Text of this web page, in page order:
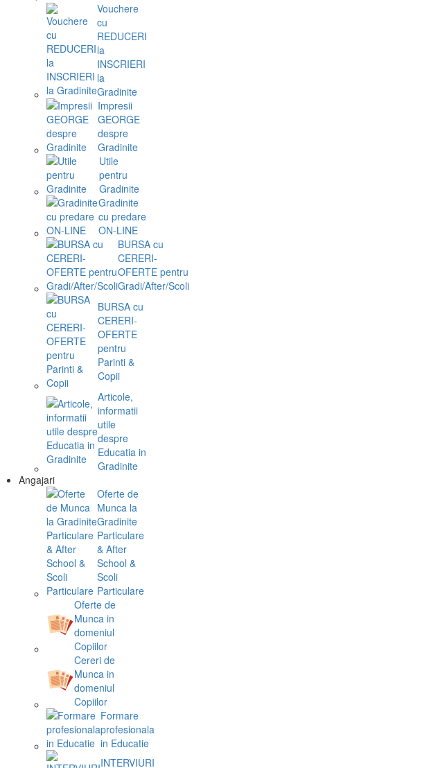
Vouchere
cu
REDUCERI
la
INSCRIERI
la
Gradinite
Impresii
GEORGE
despre
Gradinite
Utile
pentru
Gradinite
Gradinite
cu predare
ON-LINE
BURSA cu
CERERI-
OFERTE pentru
Gradi/After/Scoli
BURSA cu
CERERI-
OFERTE
pentru
Parinti &
Copii
Articole,
informatii
utile
despre
Educatia in
Gradinite
Angajari
Oferte de
Munca la
Gradinite
Particulare
& After
School &
Scoli
Particulare
Oferte de
Munca in
domeniul
Copiilor
Cereri de
Munca in
domeniul
Copiilor
Formare
profesionala
in Educatie
INTERVIURI